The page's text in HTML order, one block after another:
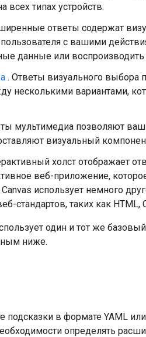
всех типах устройств.
ответы содержат
пользователя с вашими
данные или
. Ответы визуального выбора
несколькими вариантами,
мультимедиа позволяют
визуальный
холст отображает
веб-приложение,
использует немного
стандартов, таких как HTML,
один и тот же
ниже.
подсказки в формате YAML
определять